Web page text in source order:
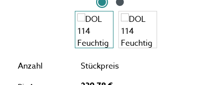
Anzahl Stückpreis